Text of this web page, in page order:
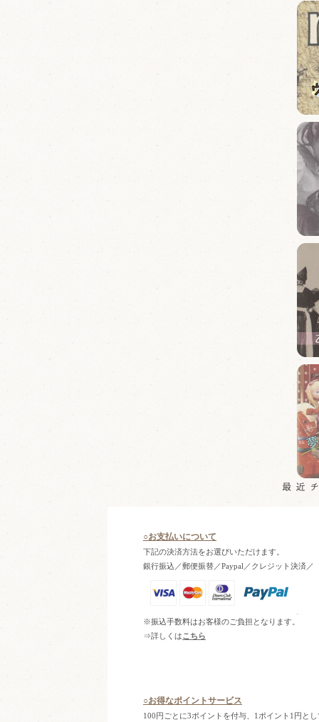
○お支払いについて
下記の決済方法をお選びいただけます。
銀行振込／郵便振替／Paypal／クレジット決済／
※振込手数料はお客様のご負担となります。
⇒詳しくはこちら
○お得なポイントサービス
100円ごとに3ポイントを付与、1ポイント1円と